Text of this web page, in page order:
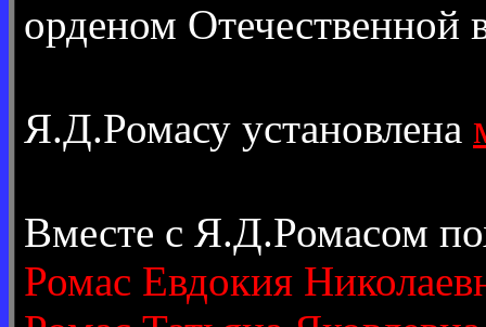
орденом Отечественной
Я.Д.Ромасу установлена
Вместе с Я.Д.Ромасом
Ромас Евдокия